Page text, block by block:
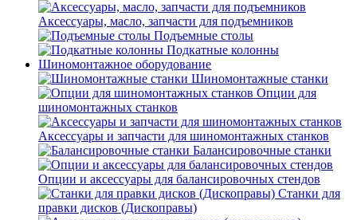
Аксессуары, масло, запчасти для подъемников
Подъемные столы
Подкатные колонны
Шиномонтажное оборудование
Шиномонтажные станки
Опции для
шиномонтажных станков
Аксессуары и запчасти для шиномонтажных станков
Балансировочные станки
Опции и аксессуары для балансировочных стендов
Станки для
правки дисков (Дископравы)